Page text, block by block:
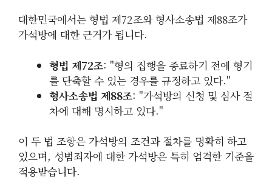
대한민국에서는 형법 제72조와 형사소송법 제88조가
가석방에 대한 근거가 됩니다.
형법 제72조: "형의 집행을 종료하기 전에 형기
를 단축할 수 있는 경우를 규정하고 있다."
형사소송법 제88조: "가석방의 신청 및 심사 절
차에 대해 명시하고 있다."
이 두 법 조항은 가석방의 조건과 절차를 명확히 하고
있으며, 성범죄자에 대한 가석방은 특히 엄격한 기준을
적용받습니다.